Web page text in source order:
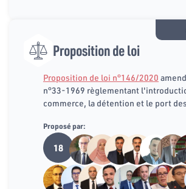
Proposition de loi
Proposition de loi n°146/2020
n°33-1969 règlementant
commerce, la détention et le port
Proposé par:
18